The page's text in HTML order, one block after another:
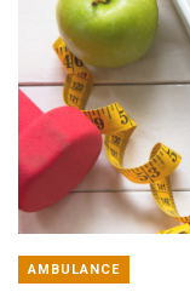
AMBULANCE